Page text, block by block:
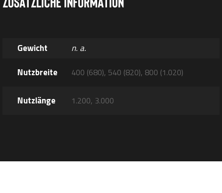
Gewicht
n. a.
Nutzbreite
400 (680), 540 (820), 800 (1.020)
Nutzlänge 1.200, 3.000